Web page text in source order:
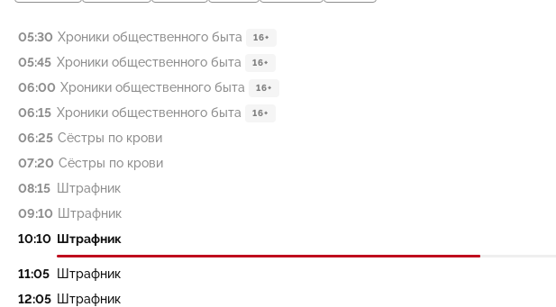
05:30 Хроники общественного быта 16+
05:45 Хроники общественного быта 16+
06:00 Хроники общественного быта 16+
06:15 Хроники общественного быта 16+
06:25 Сёстры по крови
07:20 Сёстры по крови
08:15
Штрафник
09:10
Штрафник
10:10 Штрафник
11:05
Штрафник
12:05 Штрафник